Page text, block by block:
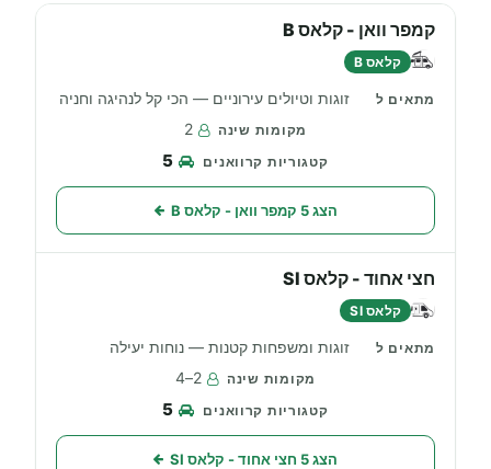
קמפר וואן - קלאס B
קלאס B
זוגות וטיולים עירוניים — הכי קל לנהיגה וחניה
2
5
הצג 5 קמפר וואן - קלאס B
חצי אחוד - קלאס SI
קלאס SI
זוגות ומשפחות קטנות — נוחות יעילה
2–4
5
הצג 5 חצי אחוד - קלאס SI